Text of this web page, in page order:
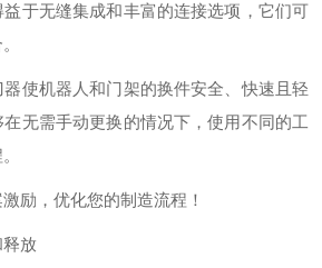
于无缝集成和丰富的连接选项，它们可
使机器人和门架的换件安全、快速且轻
无需手动更换的情况下，使用不同的工
励，优化您的制造流程！
释放